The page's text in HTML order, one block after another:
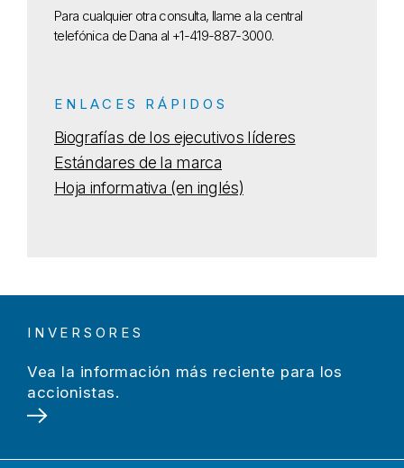
Para cualquier otra consulta, llame a la central
telefónica de Dana al +1-419-887-3000.
ENLACES RÁPIDOS
Biografías de los ejecutivos líderes
Estándares de la marca
Hoja informativa (en inglés)
INVERSORES
Vea la información más reciente para los
accionistas.